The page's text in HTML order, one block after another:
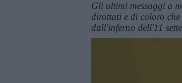
Gli ultimi messaggi a
dirottati e di coloro
dall'inferno dell'11